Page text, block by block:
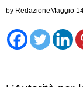
by RedazioneMaggio